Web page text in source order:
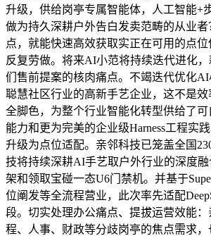
升级，供给岗亭专属智能体，人工智能+
做为持久深耕户外告白发卖范畴的从业
点，就能快速高效获取实正在可用的点
反复劳做。将来AI小范将持续迭代进化
们售前提案的核肉痛点。不竭迭代优化
聪慧社区行业的高新手艺企业，这不是
全脚色，为整个行业智能化转型供给了
能力和更为完美的企业级Harness工程实
升级为点位适配。亲邻科技已笼盖全国
技将持续深耕AI手艺取户外行业的深度
架和领取宝碰一态U6门禁机。并基于
位阐发等全流程营业，此次率先适配
段。切实处理办公痛点、提拔运营效能
程、人事、财政等分歧岗亭的焦点需求